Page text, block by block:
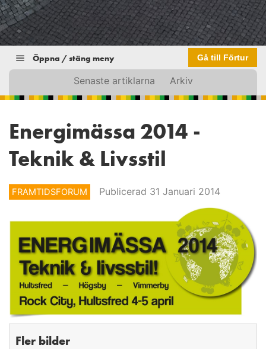
Öppna / stäng meny Gå till Förtur
Senaste artiklarna Arkiv
Energimässa 2014 -
Teknik & Livsstil
FRAMTIDSFORUM Publicerad 31 Januari 2014
Fler bilder